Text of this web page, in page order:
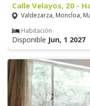
Calle Velayos, 20 -
Valdezarza, Moncloa,
Habitación
Disponible Jun, 1 2027